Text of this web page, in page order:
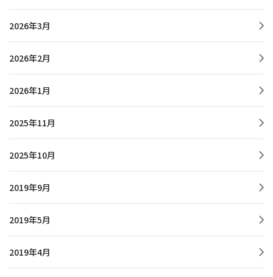
2026年3月
2026年2月
2026年1月
2025年11月
2025年10月
2019年9月
2019年5月
2019年4月